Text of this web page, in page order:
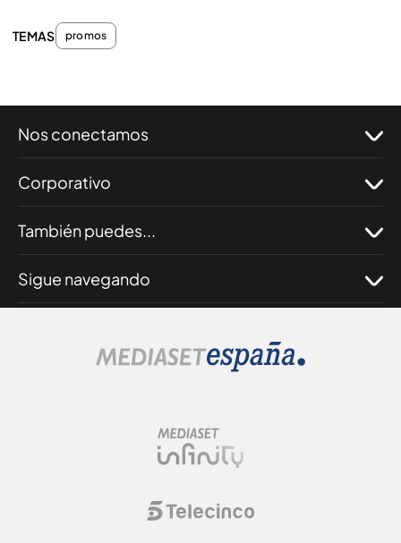
TEMAS promos
Nos conectamos
Corporativo
También puedes...
Sigue navegando